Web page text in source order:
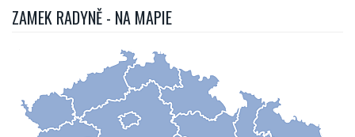
ZAMEK RADYNĚ - NA MAPIE